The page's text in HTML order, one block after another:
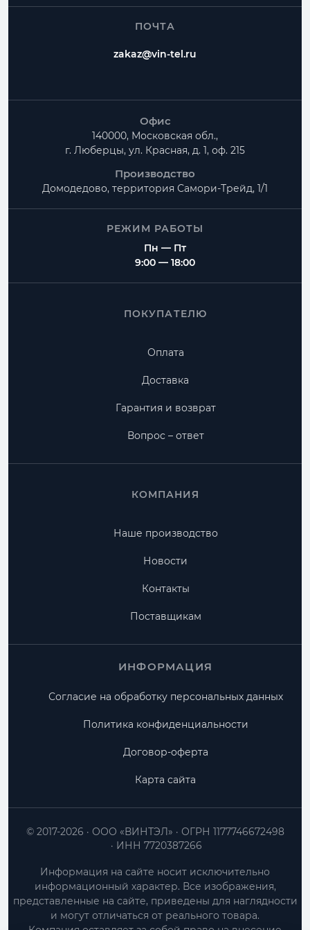
ПОЧТА
zakaz@vin-tel.ru
Офис
140000, Московская обл.,
г. Люберцы, ул. Красная, д. 1, оф. 215
Производство
Домодедово, территория Самори-Трейд, 1/1
РЕЖИМ РАБОТЫ
Пн — Пт
9:00 — 18:00
ПОКУПАТЕЛЮ
Оплата
Доставка
Гарантия и возврат
Вопрос – ответ
КОМПАНИЯ
Наше производство
Новости
Контакты
Поставщикам
ИНФОРМАЦИЯ
Согласие на обработку персональных данных
Политика конфиденциальности
Договор-оферта
Карта сайта
ООО «ВИНТЭЛ»
ОГРН 1177746672498
ИНН 7720387266
© 2017-2026
Информация на сайте носит исключительно
информационный характер. Все изображения,
представленные на сайте, приведены для наглядности
и могут отличаться от реального товара.